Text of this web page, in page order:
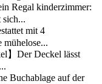
Regal kinderzimmer:
sich...
mit 4
mühelose...
】Der Deckel lässt
Buchablage auf der